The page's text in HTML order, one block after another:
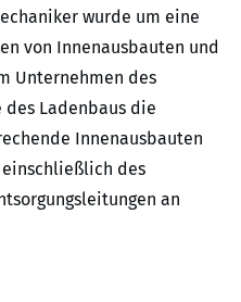
wurde um eine
von Innenausbauten und
Unternehmen des
des Ladenbaus die
Innenausbauten
des
an